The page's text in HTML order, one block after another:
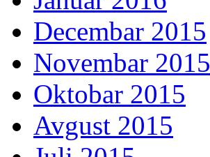
Decembar 2015
Novembar 2015
Oktobar 2015
Avgust 2015